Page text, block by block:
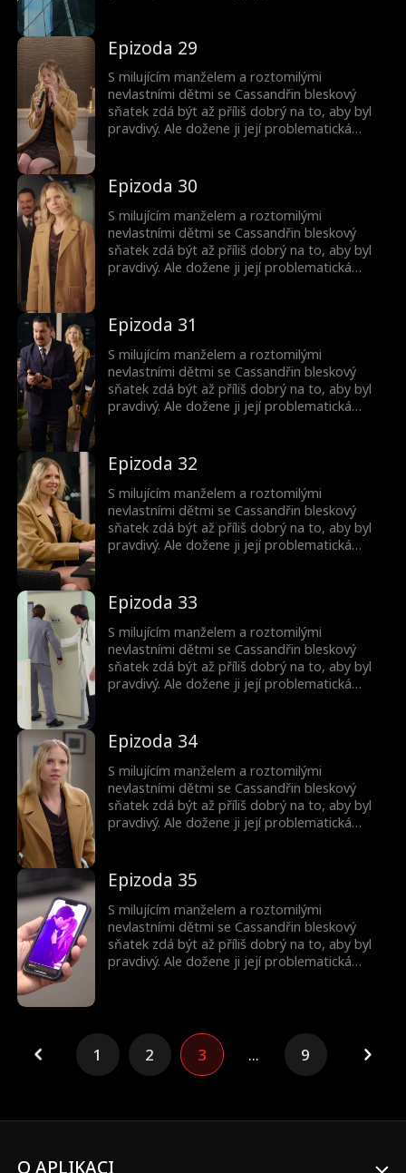
Epizoda 29
S milujícím manželem a roztomilými
nevlastními dětmi se Cassandřin bleskový
sňatek zdá být až příliš dobrý na to, aby byl
pravdivý. Ale dožene ji její problematická
Epizoda 30
S milujícím manželem a roztomilými
nevlastními dětmi se Cassandřin bleskový
sňatek zdá být až příliš dobrý na to, aby byl
pravdivý. Ale dožene ji její problematická
Epizoda 31
S milujícím manželem a roztomilými
nevlastními dětmi se Cassandřin bleskový
sňatek zdá být až příliš dobrý na to, aby byl
pravdivý. Ale dožene ji její problematická
Epizoda 32
S milujícím manželem a roztomilými
nevlastními dětmi se Cassandřin bleskový
sňatek zdá být až příliš dobrý na to, aby byl
pravdivý. Ale dožene ji její problematická
Epizoda 33
S milujícím manželem a roztomilými
nevlastními dětmi se Cassandřin bleskový
sňatek zdá být až příliš dobrý na to, aby byl
pravdivý. Ale dožene ji její problematická
Epizoda 34
S milujícím manželem a roztomilými
nevlastními dětmi se Cassandřin bleskový
sňatek zdá být až příliš dobrý na to, aby byl
pravdivý. Ale dožene ji její problematická
Epizoda 35
S milujícím manželem a roztomilými
nevlastními dětmi se Cassandřin bleskový
sňatek zdá být až příliš dobrý na to, aby byl
pravdivý. Ale dožene ji její problematická
1 2 3 ... 9
O APLIKACI